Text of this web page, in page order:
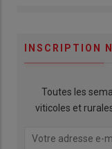
INSCRIPTION
Toutes les
viticoles et